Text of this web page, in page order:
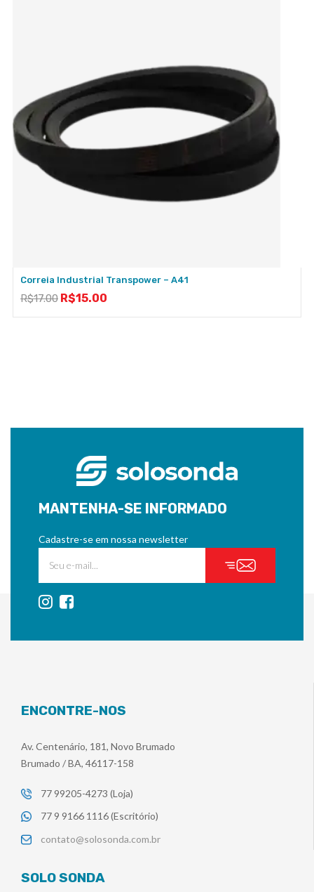
Correia Industrial Transpower – A41
R$17.00 R$15.00
MANTENHA-SE INFORMADO
Cadastre-se em nossa newsletter
ENCONTRE-NOS
Av. Centenário, 181, Novo Brumado
Brumado / BA, 46117-158
77 99205-4273 (Loja)
77 9 9166 1116 (Escritório)
contato@solosonda.com.br
SOLO SONDA